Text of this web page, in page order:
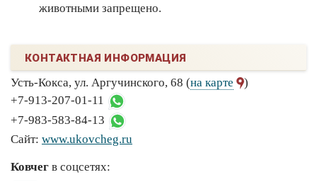
животными запрещено.
КОНТАКТНАЯ ИНФОРМАЦИЯ
Усть-Кокса, ул. Аргучинского, 68 (на карте
)
+7-913-207-01-11
+7-983-583-84-13
Сайт: www.ukovcheg.ru
Ковчег в соцсетях: